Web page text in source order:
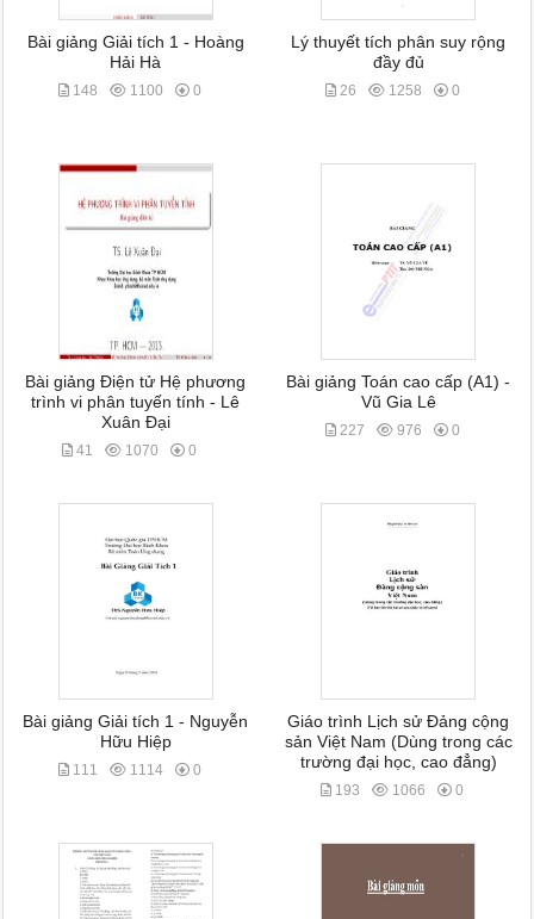
Bài giảng Giải tích 1 - Hoàng
Hải Hà
148 1100 0
Lý thuyết tích phân suy rộng
đầy đủ
26 1258 0
Bài giảng Điện tử Hệ phương
trình vi phân tuyến tính - Lê
Xuân Đại
41 1070 0
Bài giảng Toán cao cấp (A1) -
Vũ Gia Lê
227 976 0
Bài giảng Giải tích 1 - Nguyễn
Hữu Hiệp
111 1114 0
Giáo trình Lịch sử Đảng cộng
sản Việt Nam (Dùng trong các
trường đại học, cao đẳng)
193 1066 0